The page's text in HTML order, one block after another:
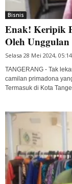
Bisnis
Enak! Keripik
Oleh
Selasa 28 Mei 2024,
TANGERANG - Tak
camilan primadona
Termasuk di Kota